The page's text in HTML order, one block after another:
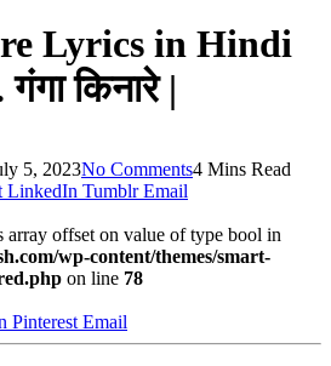
Lyrics in Hindi
किनारे |
5, 2023No Comments4 Mins Read
LinkedIn Tumblr Email
array offset on value of type bool in
wp-content/themes/smart-
on line 78
Pinterest Email